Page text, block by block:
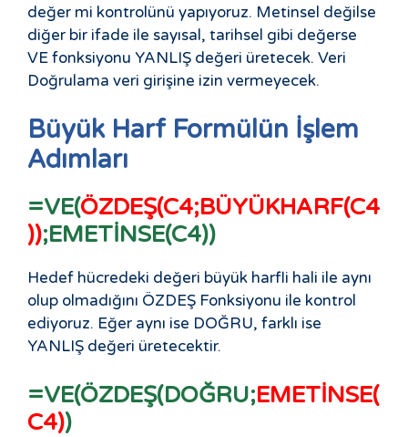
değer mi kontrolünü yapıyoruz. Metinsel değilse
diğer bir ifade ile sayısal, tarihsel gibi değerse
VE fonksiyonu YANLIŞ değeri üretecek. Veri
Doğrulama veri girişine izin vermeyecek.
Büyük Harf Formülün İşlem
Adımları
=VE(ÖZDEŞ(C4;BÜYÜKHARF(C4
));EMETİNSE(C4))
Hedef hücredeki değeri büyük harfli hali ile aynı
olup olmadığını ÖZDEŞ Fonksiyonu ile kontrol
ediyoruz. Eğer aynı ise DOĞRU, farklı ise
YANLIŞ değeri üretecektir.
=VE(ÖZDEŞ(DOĞRU;EMETİNSE(
C4))